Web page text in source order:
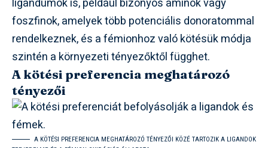
foszfinok, amelyek több potenciális donoratommal
rendelkeznek, és a fémionhoz való kötésük módja
szintén a környezeti tényezőktől függhet.
A kötési preferencia meghatározó
tényezői
A KÖTÉSI PREFERENCIA MEGHATÁROZÓ TÉNYEZŐI KÖZÉ TARTOZIK A LIGANDOK